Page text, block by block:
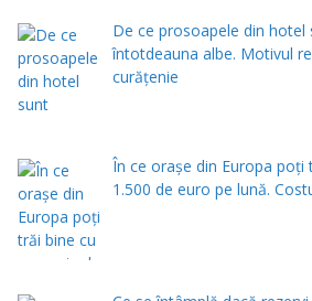
De ce prosoapele din hotel
întotdeauna albe. Motivul
curățenie
În ce orașe din Europa poți
1.500 de euro pe lună.